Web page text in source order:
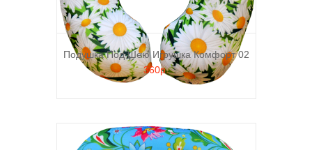
Подушка Под Шею Игрушка Комфорт 02
360р.